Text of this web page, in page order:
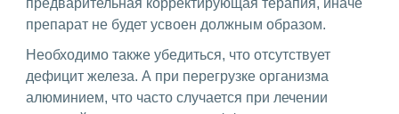
препарат не будет усвоен должным образом.
Необходимо также убедиться, что отсутствует
дефицит железа. А при перегрузке организма
алюминием, что часто случается при лечении